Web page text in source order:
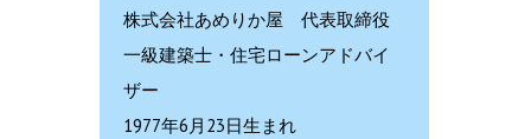
株式会社あめりか屋 代表取締役
一級建築士・住宅ローンアドバイ
ザー
1977年6月23日生まれ